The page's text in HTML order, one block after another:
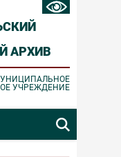
АРХИВ
УЧРЕЖДЕНИЕ
вводимых